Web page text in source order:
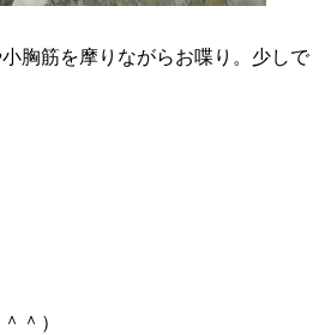
胸筋を摩りながらお喋り。少し
＾）